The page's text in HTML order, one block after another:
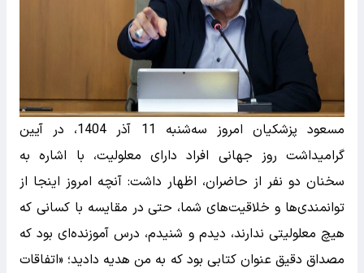
مسعود پزشکیان امروز سه‌شنبه 11 آذر 1404، در آیین
گرامیداشت روز جهانی افراد دارای معلولیت، با اشاره به
سخنان دو نفر از حاضران، اظهار داشت: آنچه امروز اینجا از
توانمندی‌ها و خلاقیت‌های شما، حتی در مقایسه با کسانی که
هیچ معلولیتی ندارند، دیدم و شنیدم، درس آموزنده‌ای بود که
مصداق دقیق عنوان کتابی بود که به من هدیه دادید؛ «اتفاقات